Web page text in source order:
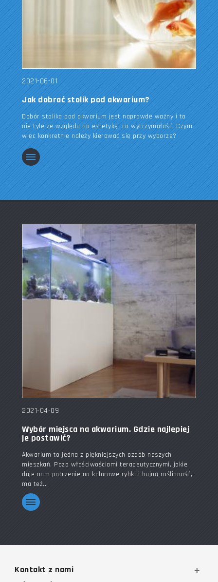
2021-06-01
Jak dobrać stolik pod akwarium?
Dobór stolika pod akwarium jest naprawdę ważny i to
nie tyle ze względu na estetykę, co wytrzymałość. Czym
więc konkretnie należy kierować się przy wyborze?
2021-04-09
Wybór miejsca na akwarium. Gdzie najlepiej
je postawić?
Akwarium to jedna z piękniejszych ozdób naszych
mieszkań. Poza właściwościami terapeutycznymi, jakie
daje nam patrzenie na kolorowe rybki i bujną roślinność,
ma też...
Kontakt z nami